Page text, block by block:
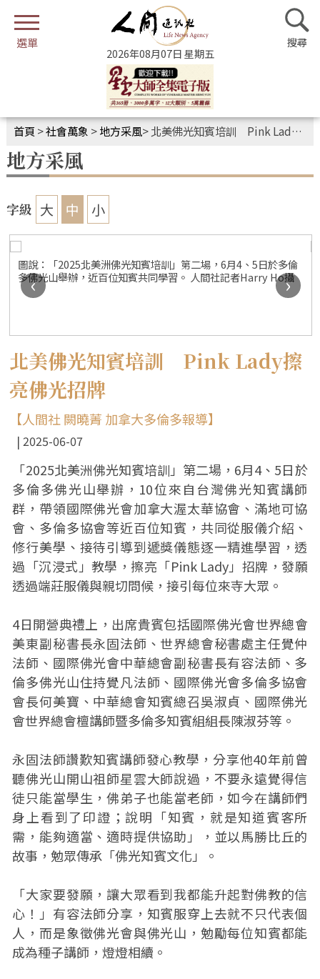
2026年08月07日 星期五
首頁 >社會萬象 >地方采風>北美佛光知賓培訓 Pink Lady擦亮佛光招牌
地方采風
字級 大 中 小
圖說：「2025北美洲佛光知賓培訓」第二場，6月4、5日於多倫
多佛光山舉辦，近百位知賓共同學習。 人間社記者Harry Ho攝
‹ ›
北美佛光知賓培訓 Pink Lady擦
亮佛光招牌
【人間社 闕曉菁 加拿大多倫多報導】
2025-06-07
「2025北美洲佛光知賓培訓」第二場，6月4、5日於
多倫多佛光山舉辦，10位來自台灣佛光知賓講師
群，帶領國際佛光會加拿大渥太華協會、滿地可協
會、多倫多協會等近百位知賓，共同從服儀介紹、
修行美學、接待引導到遞獎儀態逐一精進學習，透
過「沉浸式」教學，擦亮「Pink Lady」招牌，發願
透過端莊服儀與親切問候，接引每位來寺大眾。
4日開營典禮上，出席貴賓包括國際佛光會世界總會
美東副秘書長永固法師、世界總會秘書處主任覺仲
法師、國際佛光會中華總會副秘書長有容法師、多
倫多佛光山住持覺凡法師、國際佛光會多倫多協會
會長何美寶、中華總會知賓總召吳淑貞、國際佛光
會世界總會檀講師暨多倫多知賓組組長陳淑芬等。
永固法師讚歎知賓講師發心教學，分享他40年前曾
聽佛光山開山祖師星雲大師說過，不要永遠覺得信
徒只能當學生，佛弟子也能當老師，如今在講師們
身上看到了印證；說明「知賓，就是知道賓客所
需，能夠適當、適時提供協助」，並以馬勝比丘的
故事，勉眾傳承「佛光知賓文化」。
「大家要發願，讓大眾看到我都能升起對佛教的信
心！」有容法師分享，知賓服穿上去就不只代表個
人，而是象徵佛光會與佛光山，勉勵每位知賓都能
成為種子講師，燈燈相續。